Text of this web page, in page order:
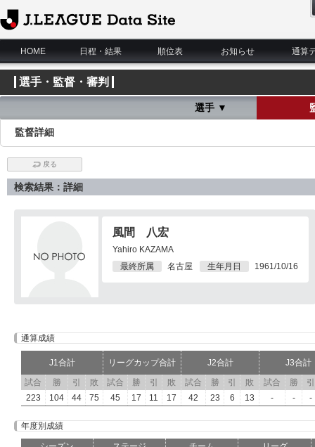
J.League Data Site
HOME
日程・結果 順位表 お知らせ 通算
選手・監督・審判
選手 ▼
監督詳細
戻る
検索結果：詳細
風間 八宏
Yahiro KAZAMA
最終所属
名古屋 生年月日 1961/10/16
通算成績
J1合計 リーグカップ合計 J2合計
J3合計
試合
勝 引 敗 試合 勝 引 敗 試合 勝 引 敗 試合 勝
引
223
104 44 75 45 17 11 17 42 23 6 13 - - -
年度別成績